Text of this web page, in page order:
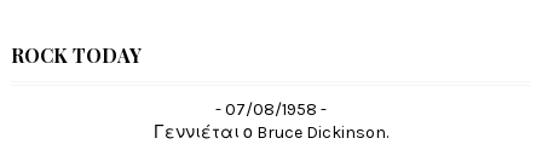
ROCK TODAY
- 07/08/1958 -
Γεννιέται ο Bruce Dickinson.